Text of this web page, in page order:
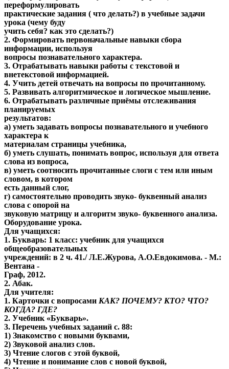
переформулировать
практические задания ( что делать?) в учебные задачи
урока (чему буду
учить себя? как это сделать?)
2. Формировать первоначальные навыки сбора
информации, используя
вопросы познавательного характера.
3. Отрабатывать навыки работы с текстовой и
внетекстовой информацией.
4. Учить детей отвечать на вопросы по прочитанному.
5. Развивать алгоритмическое и логическое мышление.
6. Отрабатывать различные приёмы отслеживания
планируемых
результатов:
а) уметь задавать вопросы познавательного и учебного
характера к
материалам страницы учебника,
б) уметь слушать, понимать вопрос, используя для ответа
слова из вопроса,
в) уметь соотносить прочитанные слоги с тем или иным
словом, в котором
есть данный слог,
г) самостоятельно проводить звуко- буквенный анализ
слова с опорой на
звуковую матрицу и алгоритм звуко- буквенного анализа.
Оборудование урока.
Для учащихся:
1. Букварь: 1 класс: учебник для учащихся
общеобразовательных
учреждений: в 2 ч. 41./ Л.Е.Журова, А.О.Евдокимова. - М.:
Вентана -
Граф, 2012.
2. Абак.
Для учителя:
1. Карточки с вопросами КАК? ПОЧЕМУ? КТО? ЧТО?
КОГДА? ГДЕ?
2. Учебник «Букварь».
3. Перечень учебных заданий с. 88:
1) Знакомство с новыми буквами,
2) Звуковой анализ слов.
3) Чтение слогов с этой буквой,
4) Чтение и понимание слов с новой буквой,